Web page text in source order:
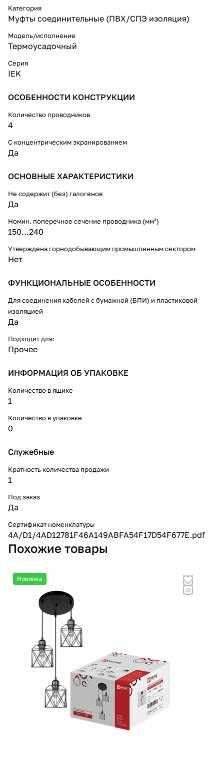
соединения четырехжильных и
пятижильных силовых кабелей
с ПВХ/СПЭ изоляцией с броней
или экраном на напряжение до
1 кВ постоянного и
переменного тока. Муфты
предназначены для монтажа на
кабелях типа: АВБбШв-1,
ПвБбШв-1, ВВГЭ, АВВГЭ,
модификаций.
Категория
Муфты соединительные (ПВХ/СПЭ изоляция)
Модель/исполнение
Термоусадочный
Серия
IEK
ОСОБЕННОСТИ КОНСТРУКЦИИ
Количество проводников
4
С концентрическим экранированием
Да
ОСНОВНЫЕ ХАРАКТЕРИСТИКИ
Не содержит (без) галогенов
Да
Номин. поперечное сечение проводника (мм²)
150...240
Утверждена горнодобывающим промышленным сектором
Нет
ФУНКЦИОНАЛЬНЫЕ ОСОБЕННОСТИ
Для соединения кабелей с бумажной (БПИ) и пластиковой
изоляцией
Да
Подходит для:
Прочее
ИНФОРМАЦИЯ ОБ УПАКОВКЕ
Количество в ящике
1
Количество в упаковке
0
Служебные
Кратность количества продажи
1
Под заказ
Да
Сертификат номенклатуры
4A/D1/4AD12781F46A149ABFA54F17D54F677E.pdf
Похожие товары
Новинка